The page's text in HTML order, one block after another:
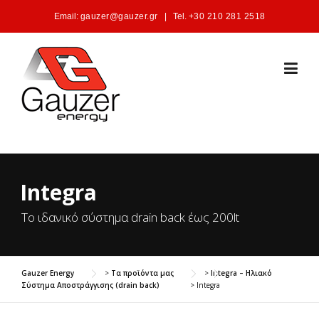
Email: gauzer@gauzer.gr Tel. +30 210 281 2518
Integra
Το ιδανικό σύστημα drain back έως 200lt
Gauzer Energy > Τα προϊόντα μας > Integra – Ηλιακό
Σύστημα Αποστράγγισης (drain back)
> Integra